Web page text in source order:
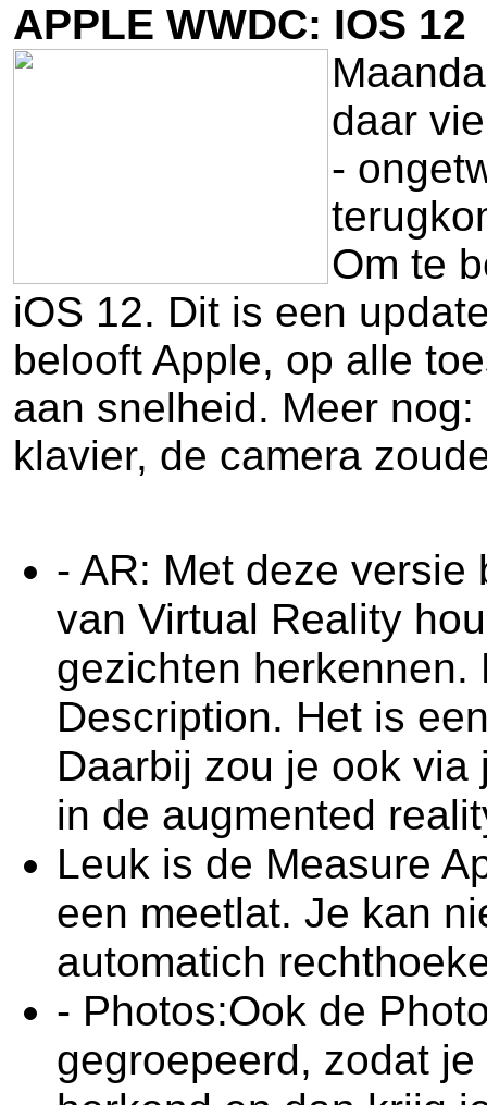
APPLE WWDC: IOS 12
daar
-
Om te
iOS 12. Dit is een
belooft Apple, op alle
aan snelheid. Meer
klavier, de camera
- AR: Met deze versie
van Virtual Reality
gezichten herkennen.
Description. Het is
Daarbij zou je ook
in de augmented
Leuk is de Measure
een meetlat. Je kan
automatich
- Photos:Ook de
gegroepeerd, zodat